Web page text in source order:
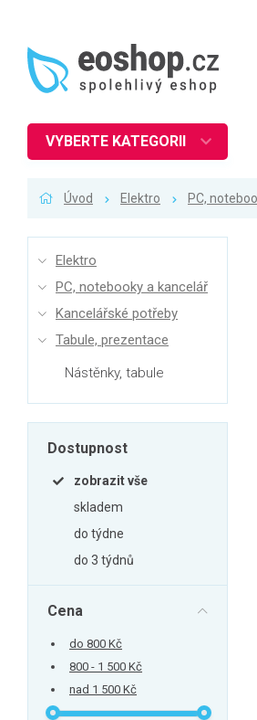
VYBERTE KATEGORII
Balkon a terasa
Dílna
Auto-moto
Dekorace
Textil, koberce
Sedací vaky
Sport, outdoor
Všechny kategorie
Úvod Elektro PC,
Elektro
PC, notebooky a kancelář
Kancelářské potřeby
Tabule, prezentace
Nástěnky, tabule
Dostupnost
zobrazit vše
skladem
do týdne
do 3 týdnů
Cena
do 800 Kč
800 - 1 500 Kč
nad 1 500 Kč